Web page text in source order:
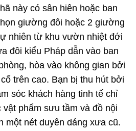
này có sân hiên hoặc ban
giường đôi hoặc 2 giường
nhiên từ khu vườn nhiệt đới
đôi kiểu Pháp dẫn vào ban
hòa vào không gian bởi
trên cao. Bạn bị thu hút bởi
sóc khách hàng tinh tế chỉ
vật phẩm sưu tầm và đồ nội
một nét duyên dáng xưa cũ.